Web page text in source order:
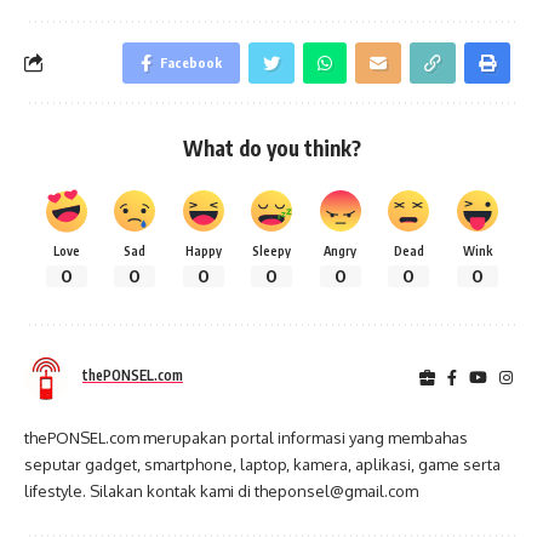
Facebook
What do you think?
Love
0
Sad
0
Happy
0
Sleepy
0
Angry
0
Dead
0
Wink
0
thePONSEL.com
thePONSEL.com merupakan portal informasi yang membahas
seputar gadget, smartphone, laptop, kamera, aplikasi, game serta
lifestyle. Silakan kontak kami di theponsel@gmail.com